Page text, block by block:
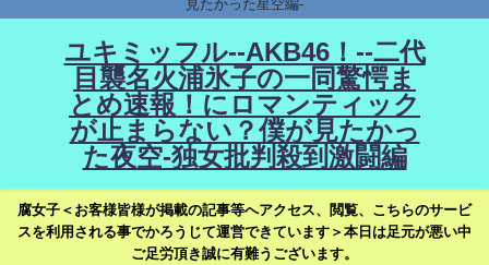
見たかった星空編-
ユキミッフル--AKB46！--二代
目襲名火浦氷子の一同驚愕ま
とめ速報！にロマンティック
が止まらない？僕が見たかっ
た夜空-独女批判殺到激闘編
腐女子＜お客様皆様が掲載の記事等へアクセス、閲覧、こちらのサービ
スを利用される事でかろうじて運営できています＞本日は足元が悪い中
ご足労頂き誠に有難うございます。